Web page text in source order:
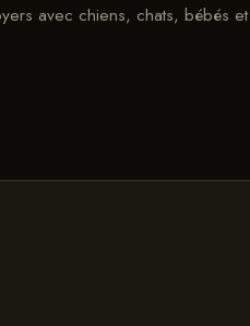
avec chiens, chats, bébés